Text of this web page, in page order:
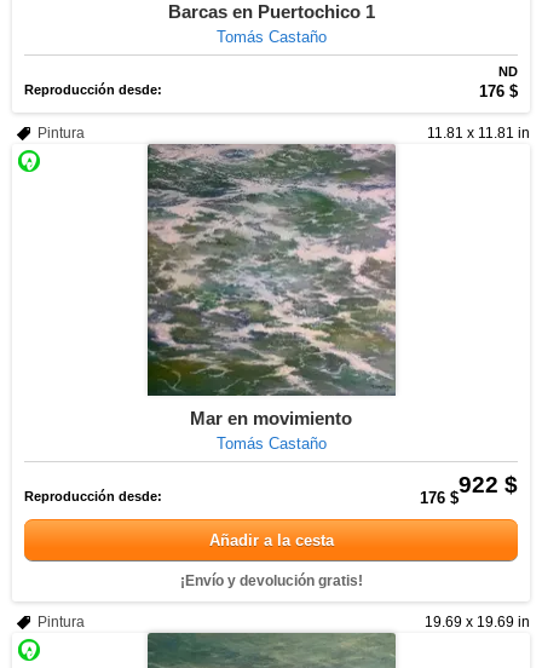
Barcas en Puertochico 1
Tomás Castaño
ND
Reproducción desde:
176 $
11.81 x 11.81 in
Pintura
Mar en movimiento
Tomás Castaño
922 $
Reproducción desde: 176 $
Añadir a la cesta
¡Envío y devolución gratis!
19.69 x 19.69 in
Pintura